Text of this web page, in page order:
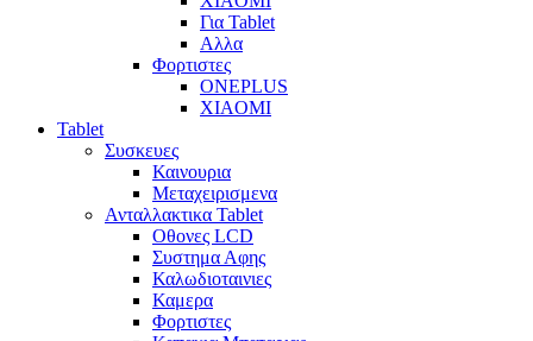
Για Tablet
Αλλα
Φορτιστες
ONEPLUS
XIAOMI
Tablet
Συσκευες
Καινουρια
Μεταχειρισμενα
Ανταλλακτικα Tablet
Οθονες LCD
Συστημα Αφης
Καλωδιοταινιες
Καμερα
Φορτιστες